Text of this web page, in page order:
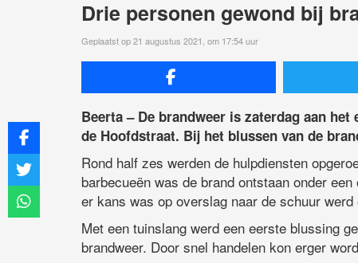
Drie personen gewond bij
Geplaatst op 21 augustus 2021, om 17:54 uur
Beerta – De brandweer is zaterdag aan
de Hoofdstraat. Bij het blussen van de
Rond half zes werden de hulpdiensten
barbecueën was de brand ontstaan onder
er kans was op overslag naar de schuur
Met een tuinslang werd een eerste blussing
brandweer. Door snel handelen kon erger